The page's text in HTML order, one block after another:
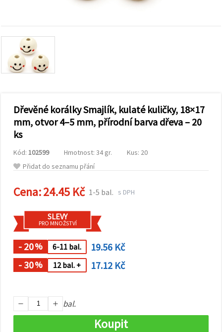
zobrazovali
obsah a
reklamu, a
to i s
pomocí
našich
marketing.
souhlasit s
použitím
cookies
kliknutím
"Přijmout
můžete
uvést své
Nastavení
výběrem
daného
cookies a
kliknutím
na tlačítko
"Uložit"
vše
Dřevěné korálky Smajlík, kulaté kuličky, 18×17
mm, otvor 4–5 mm, přírodní barva dřeva – 20
ks
Kód: 102599 Hmotnost: 34 gr.
Kus: 20
Přidat do seznamu přání
Cena:24.45 Kč 1-5 bal. s DPH
SLEVY
PRO MNOŽSTVÍ
- 20% 6-11 bal.
19.56 Kč
- 30% 12 bal. + 17.12 Kč
bal.
Koupit